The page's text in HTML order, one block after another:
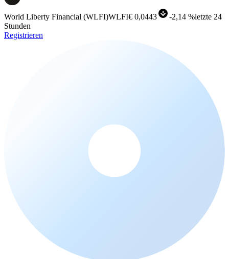
World Liberty Financial (WLFI)WLFI€ 0,0443 -2,14 %letzte 24
Stunden
Registrieren